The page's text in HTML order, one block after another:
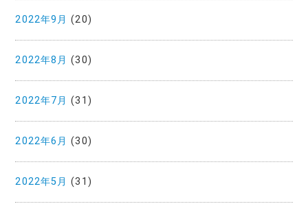
2022年9月 (20)
2022年8月 (30)
2022年7月 (31)
2022年6月 (30)
2022年5月 (31)